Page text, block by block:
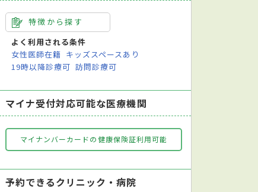
特徴から探す
よく利用される条件
女性医師在籍 キッズスペースあり
19時以降診療可 訪問診療可
マイナ受付対応可能な医療機関
マイナンバーカードの健康保険証利用可能
予約できるクリニック・病院